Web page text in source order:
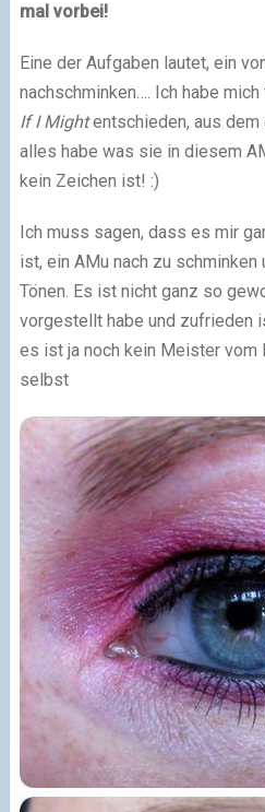
mal vorbei!
Eine der Aufgaben lautet, ein
nachschminken…. Ich habe
If I Mightentschieden, aus dem
alles habe was sie in diesem
kein Zeichen ist! :)
Ich muss sagen, dass es mir
ist, ein AMu nach zu schminken
Tönen. Es ist nicht ganz so
vorgestellt habe und zufrieden
es ist ja noch kein Meister vom
selbst